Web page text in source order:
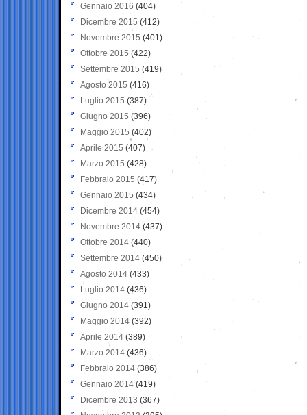
Gennaio 2016 (404)
Dicembre 2015 (412)
Novembre 2015 (401)
Ottobre 2015 (422)
Settembre 2015 (419)
Agosto 2015 (416)
Luglio 2015 (387)
Giugno 2015 (396)
Maggio 2015 (402)
Aprile 2015 (407)
Marzo 2015 (428)
Febbraio 2015 (417)
Gennaio 2015 (434)
Dicembre 2014 (454)
Novembre 2014 (437)
Ottobre 2014 (440)
Settembre 2014 (450)
Agosto 2014 (433)
Luglio 2014 (436)
Giugno 2014 (391)
Maggio 2014 (392)
Aprile 2014 (389)
Marzo 2014 (436)
Febbraio 2014 (386)
Gennaio 2014 (419)
Dicembre 2013 (367)